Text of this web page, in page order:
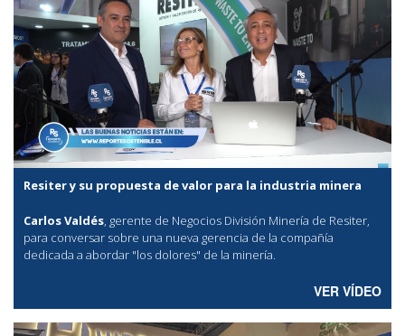
Resiter y su propuesta de valor para la industria minera
Carlos Valdés, gerente de Negocios División Minería de Resiter,
para conversar sobre una nueva gerencia de la compañía
dedicada a abordar "los dolores" de la minería.
VER VÍDEO